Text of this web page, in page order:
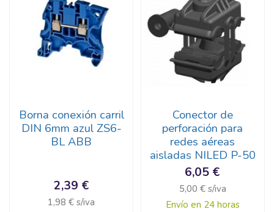
Borna conexión carril
DIN 6mm azul ZS6-
BL ABB
2,39 €
1,98 € s/iva
Conector de
perforación para
redes aéreas
aisladas NILED P-50
6,05 €
5,00 € s/iva
Envío en 24 horas